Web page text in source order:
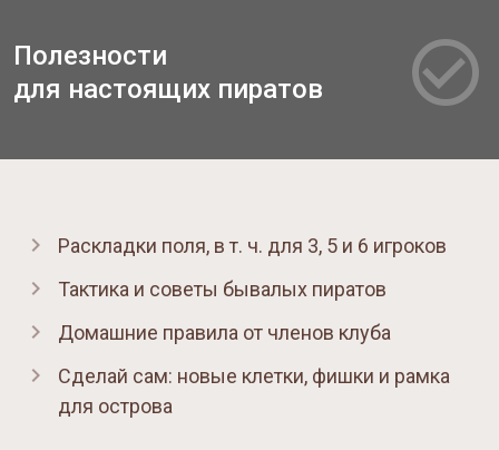
Полезности
для настоящих пиратов
Раскладки поля, в т. ч. для 3, 5 и 6 игроков
Тактика и советы бывалых пиратов
Домашние правила от членов клуба
Сделай сам: новые клетки, фишки и рамка
для острова